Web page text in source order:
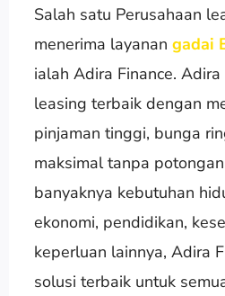
Salah satu Perusahaan
menerima layanan gadai
ialah Adira Finance.
leasing terbaik dengan
pinjaman tinggi, bunga
maksimal tanpa
banyaknya kebutuhan
ekonomi, pendidikan,
keperluan lainnya, Adira
solusi terbaik untuk